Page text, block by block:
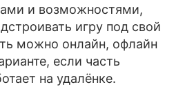
и возможностями,
игру под свой
можно онлайн, офлайн
если часть
на удалёнке.